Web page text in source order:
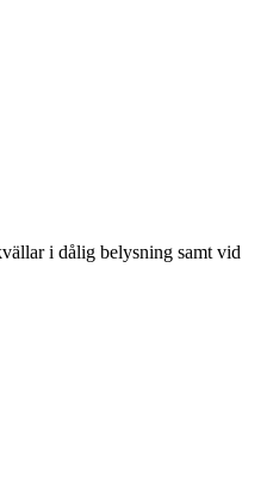
i dålig belysning samt vid